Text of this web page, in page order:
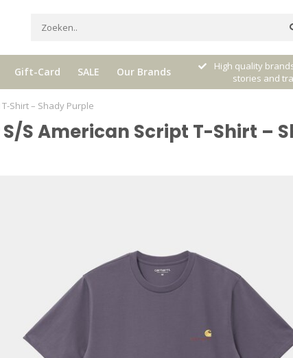
Gift-Card SALE Our Brands
Ontvang 5% Loyalty bonus bij iedere
aankoop
High quality
stories and
Shirt – Shady Purple
S American Script T-Shirt –